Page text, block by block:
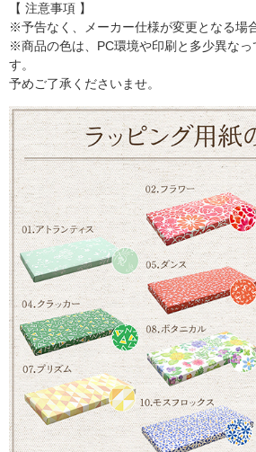
【 注意事項 】
※予告なく、メーカー仕様が変更となる場
※商品の色は、PC環境や印刷と多少異なっ
す。
予めご了承くださいませ。